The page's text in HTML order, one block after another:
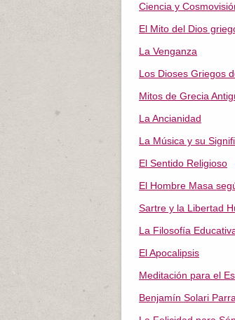
Ciencia y
El Mito del Dios
La Venganza
Los Dioses Griegos
Mitos de Grecia
La Ancianidad
La Música y su
El Sentido Religioso
El Hombre Masa
Sartre y la Libertad
La Filosofía
El Apocalipsis
Meditación para el
Benjamín Solari